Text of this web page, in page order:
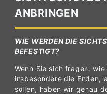
ANBRINGEN
WIE WERDEN DIE
BEFESTIGT?
Wenn Sie sich fragen,
insbesondere die Enden,
sollen, haben wir genau